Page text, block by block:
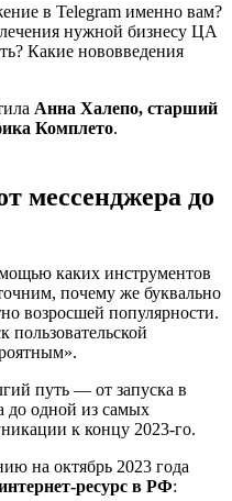
в Telegram именно вам?
нужной бизнесу ЦА
Какие нововведения
Анна Халепо, старший
Комплето.
мессенджера до
каких инструментов
почему же буквально
возросшей популярности.
пользовательской
путь — от запуска в
до одной из самых
к концу 2023-го.
на октябрь 2023 года
ресурс в РФ: